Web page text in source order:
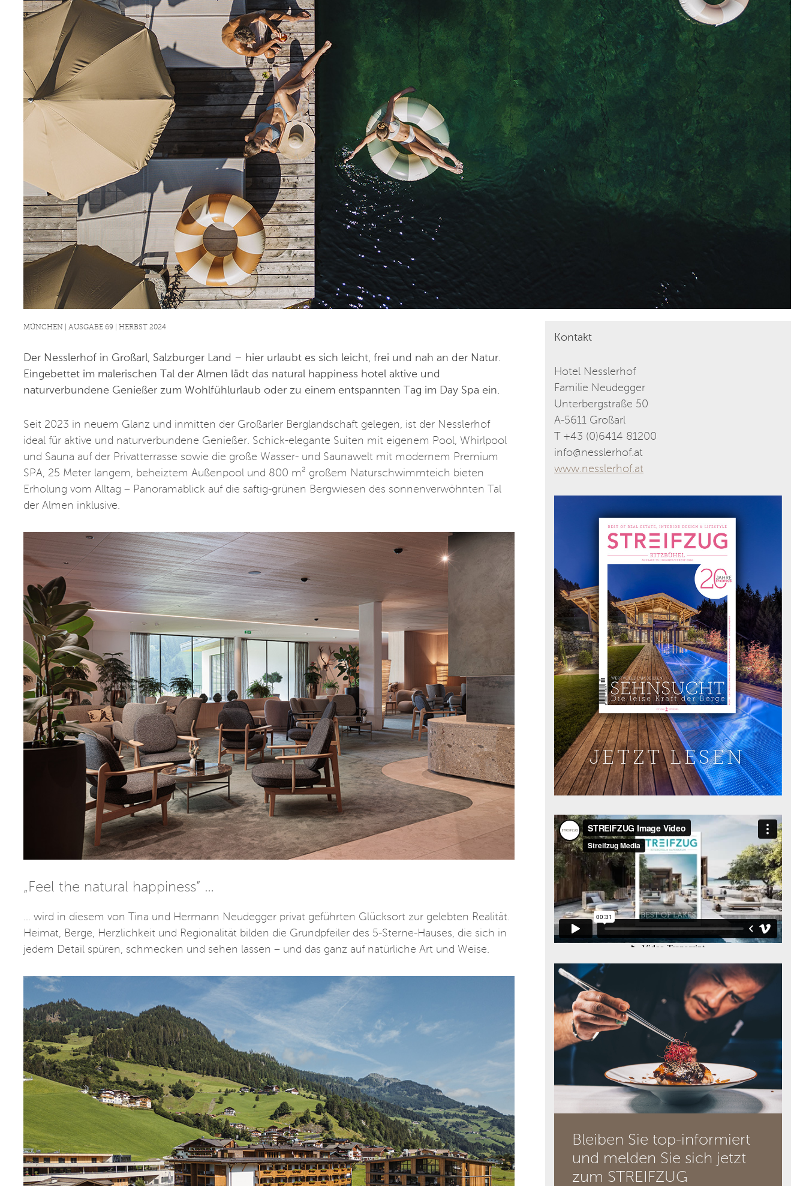
MÜNCHEN | AUSGABE 69 | HERBST 2024
Der Nesslerhof in Großarl, Salzburger Land – hier urlaubt es sich leicht, frei und nah an der Natur.
Eingebettet im malerischen Tal der Almen lädt das natural happiness hotel aktive und
naturverbundene Genießer zum Wohlfühlurlaub oder zu einem entspannten Tag im Day Spa ein.
Seit 2023 in neuem Glanz und inmitten der Großarler Berglandschaft gelegen, ist der Nesslerhof
ideal für aktive und naturverbundene Genießer. Schick-elegante Suiten mit eigenem Pool, Whirlpool
und Sauna auf der Privatterrasse sowie die große Wasser- und Saunawelt mit modernem Premium
SPA, 25 Meter langem, beheiztem Außenpool und 800 m² großem Naturschwimmteich bieten
Erholung vom Alltag – Panoramablick auf die saftig-grünen Bergwiesen des sonnenverwöhnten Tal
der Almen inklusive.
„Feel the natural happiness” …
… wird in diesem von Tina und Hermann Neudegger privat geführten Glücksort zur gelebten Realität.
Heimat, Berge, Herzlichkeit und Regionalität bilden die Grundpfeiler des 5-Sterne-Hauses, die sich in
jedem Detail spüren, schmecken und sehen lassen – und das ganz auf natürliche Art und Weise.
Kontakt
Hotel Nesslerhof
Familie Neudegger
Unterbergstraße 50
A-5611 Großarl
T +43 (0)6414 81200
info@nesslerhof.at
www.nesslerhof.at
JETZT LESEN
Bleiben Sie top-informiert
und melden Sie sich jetzt
zum STREIFZUG